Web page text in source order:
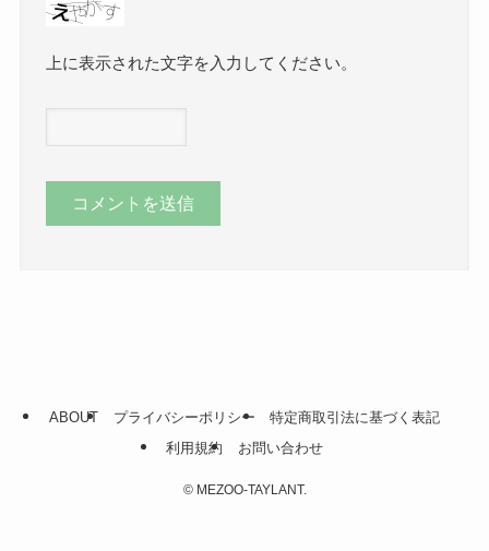
上に表示された文字を入力してください。
ABOUT プライバシーポリシー
特定商取引法に基づく表記
利用規約
お問い合わせ
©MEZOO-TAYLANT.